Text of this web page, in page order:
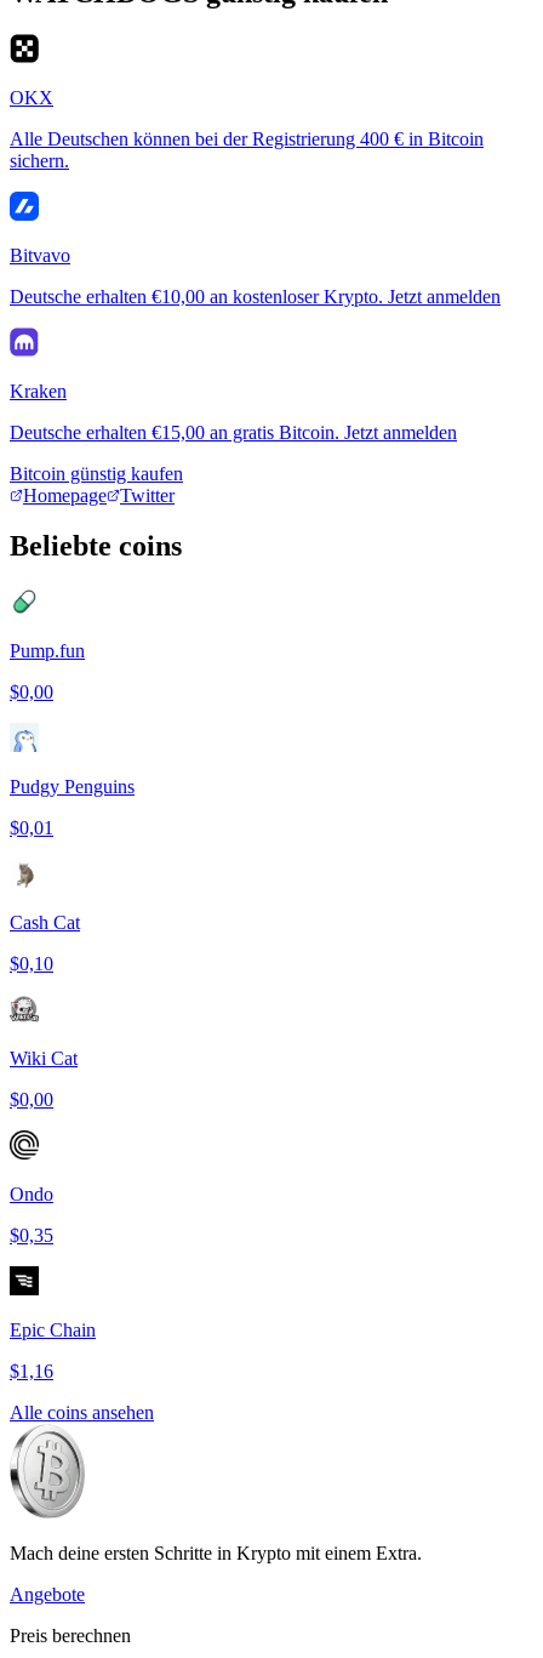
OKX
Alle Deutschen können bei der Registrierung 400 € in Bitcoin
sichern.
Bitvavo
Deutsche erhalten €10,00 an kostenloser Krypto. Jetzt anmelden
Kraken
Deutsche erhalten €15,00 an gratis Bitcoin. Jetzt anmelden
Bitcoin günstig kaufen
Homepage
Twitter
Beliebte coins
Pump.fun
$0,00
Pudgy Penguins
$0,01
Cash Cat
$0,10
Wiki Cat
$0,00
Ondo
$0,35
Epic Chain
$1,16
Alle coins ansehen
Mach deine ersten Schritte in Krypto mit einem Extra.
Angebote
Preis berechnen